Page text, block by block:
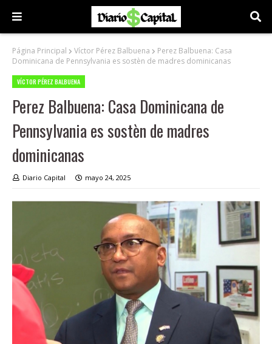
Página Principal Víctor Pérez Balbuena
Perez Balbuena: Casa
Dominicana de Pennsylvania es sostèn de madres dominicanas
VÍCTOR PÉREZ BALBUENA
Perez Balbuena: Casa Dominicana de
Pennsylvania es sostèn de madres
dominicanas
Diario Capital mayo 24, 2025